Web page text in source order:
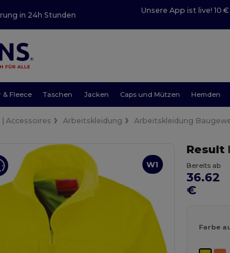
in 24h Stunden
Unsere App ist live! 10
& Fleece Taschen Jacken Caps und Mützen Hemden
Accessoires Arbeitskleidung Arbeitskleidung
W1
Result
Bereits ab
36.62
€
Farbe